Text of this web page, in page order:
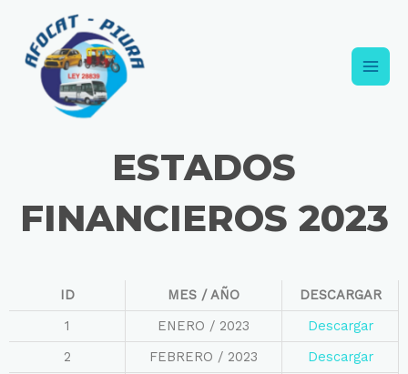
ESTADOS
FINANCIEROS 2023
ID MES / AÑO
DESCARGAR
1
ENERO / 2023
Descargar
2
FEBRERO / 2023
Descargar